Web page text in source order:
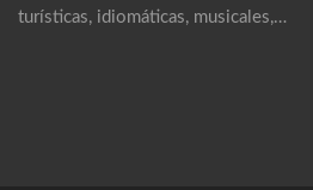
turísticas, idiomáticas, musicales,…